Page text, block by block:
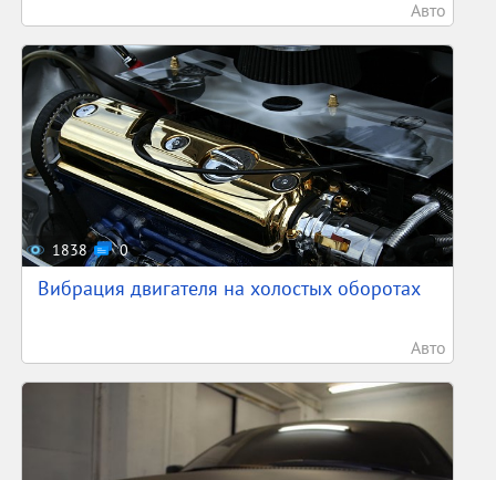
Авто
1838 0
Вибрация двигателя на холостых оборотах
Авто